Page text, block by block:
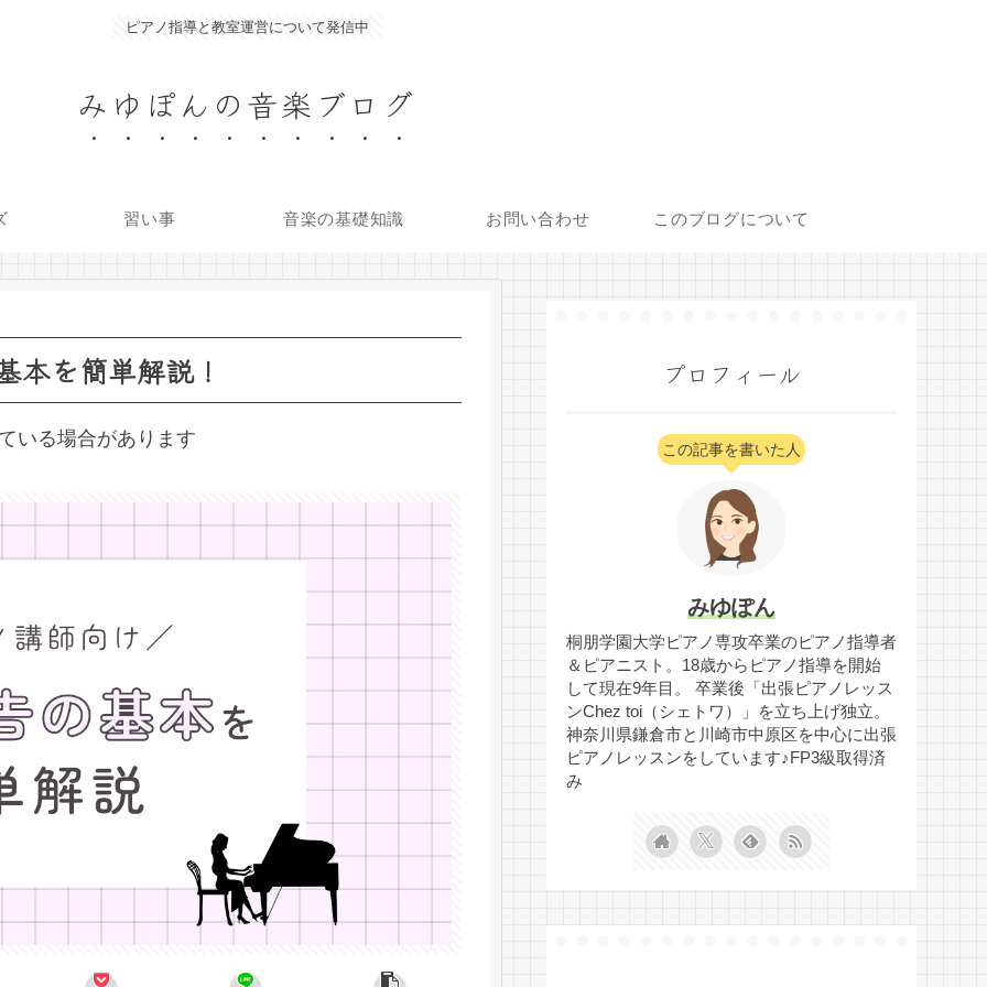
ピアノ指導と教室運営について発信中
みゆぽんの音楽ブログ
習い事 音楽の基礎知識 お問い合わせ このブログについて
本を簡単解説！
いる場合があります
プロフィール
この記事を書いた人
みゆぽん
桐朋学園大学ピアノ専攻卒業のピアノ指導者
＆ピアニスト。18歳からピアノ指導を開始
して現在9年目。 卒業後「出張ピアノレッス
ンChez toi（シェトワ）」を立ち上げ独立。
神奈川県鎌倉市と川崎市中原区を中心に出張
ピアノレッスンをしています♪FP3級取得済
み